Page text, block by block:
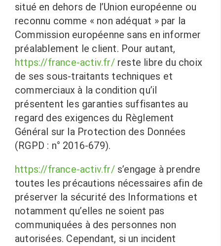
situé en dehors de l’Union européenne ou
reconnu comme « non adéquat » par la
Commission européenne sans en informer
préalablement le client. Pour autant,
https://france-activ.fr/reste libre du choix
de ses sous-traitants techniques et
commerciaux à la condition qu’il
présentent les garanties suffisantes au
regard des exigences du Règlement
Général sur la Protection des Données
(RGPD : n° 2016-679).
https://france-activ.fr/s’engage à prendre
toutes les précautions nécessaires afin de
préserver la sécurité des Informations et
notamment qu’elles ne soient pas
communiquées à des personnes non
autorisées. Cependant, si un incident